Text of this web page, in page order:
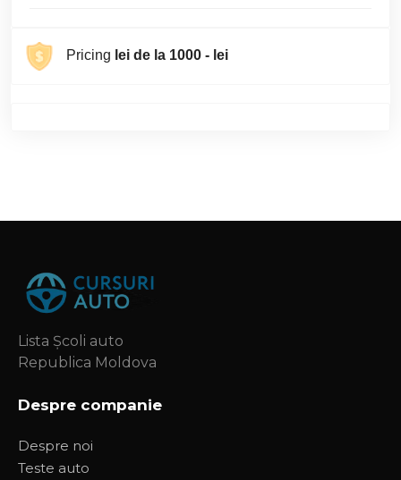
Pricing lei de la 1000 - lei
Lista Școli auto
Republica Moldova
Despre companie
Despre noi
Teste auto